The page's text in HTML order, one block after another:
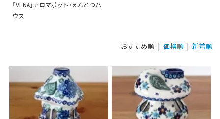
「VENA」アロマポット・えんとつハ
ウス
おすすめ順 | 価格順 | 新着順